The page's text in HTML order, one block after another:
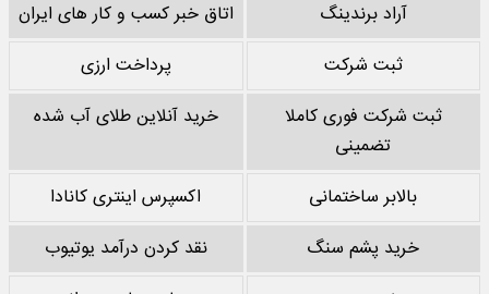
آراد برندینگ
اتاق خبر کسب و کار های ایران
ثبت شرکت
پرداخت ارزی
ثبت شرکت فوری کاملا
تضمینی
خرید آنلاین طلای آب شده
بالابر ساختمانی
اکسپرس اینتری کانادا
خرید پشم سنگ
نقد کردن درآمد یوتیوب